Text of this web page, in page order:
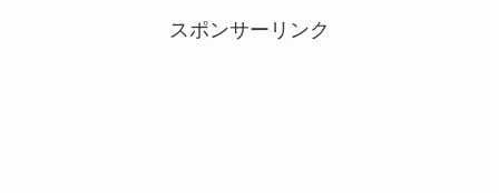
スポンサーリンク